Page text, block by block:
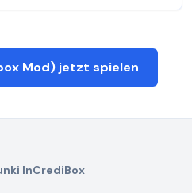
Mod) jetzt spielen
InCrediBox